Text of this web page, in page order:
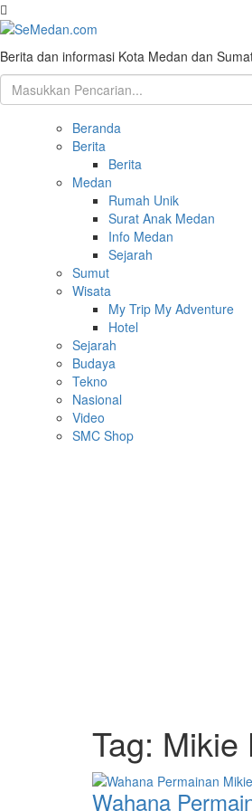
Berita dan informasi Kota Medan dan
Beranda
Berita
Berita
Medan
Rumah Unik
Surat Anak Medan
Info Medan
Sejarah
Sumut
Wisata
My Trip My Adventure
Hotel
Sejarah
Budaya
Tekno
Nasional
Video
SMC Shop
Tag: Mikie
Wahana